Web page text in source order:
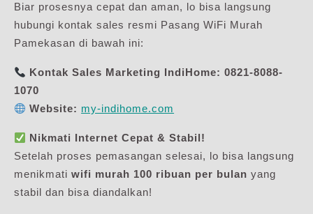
Biar prosesnya cepat dan aman, lo bisa langsung
hubungi kontak sales resmi Pasang WiFi Murah
Pamekasan di bawah ini:
Kontak Sales Marketing IndiHome: 0821-8088-
1070
Website: my-indihome.com
Nikmati Internet Cepat & Stabil!
Setelah proses pemasangan selesai, lo bisa langsung
menikmati wifi murah 100 ribuan per bulan yang
stabil dan bisa diandalkan!